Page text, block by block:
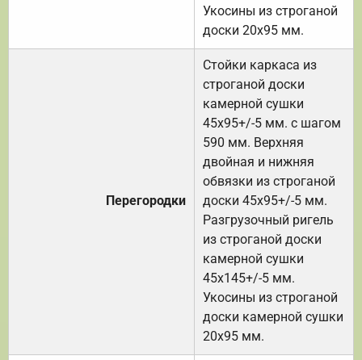
Укосины из строганой
доски 20х95 мм.
Перегородки
Стойки каркаса из
строганой доски
камерной сушки
45х95+/-5 мм. с шагом
590 мм. Верхняя
двойная и нижняя
обвязки из строганой
доски 45х95+/-5 мм.
Разгрузочный ригель
из строганой доски
камерной сушки
45х145+/-5 мм.
Укосины из строганой
доски камерной сушки
20х95 мм.